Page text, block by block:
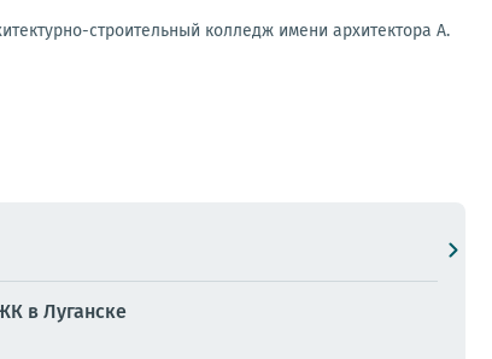
строительный колледж имени архитектора А.
в Луганске